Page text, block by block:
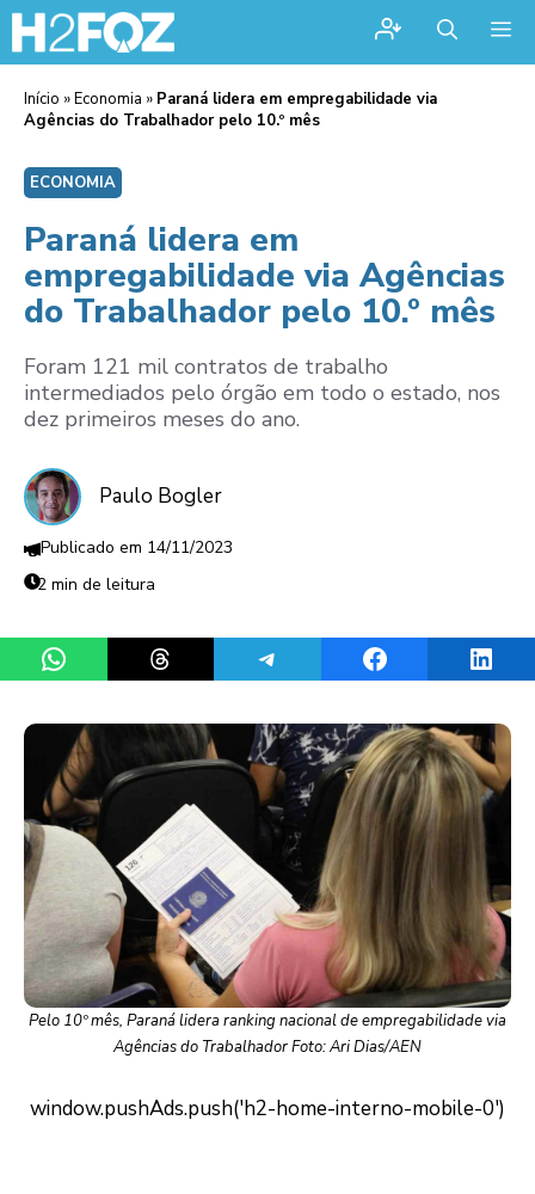
Início »Economia » Paraná lidera em empregabilidade via
Agências do Trabalhador pelo 10.º mês
ECONOMIA
Paraná lidera em
empregabilidade via Agências
do Trabalhador pelo 10.º mês
Foram 121 mil contratos de trabalho
intermediados pelo órgão em todo o estado, nos
dez primeiros meses do ano.
Paulo Bogler
14/11/2023
2 min de leitura
Share on WhatsAppShare on ThreadsShare on TelegramShare on Facebook
Pelo 10º mês, Paraná lidera ranking nacional de empregabilidade via
Agências do Trabalhador Foto: Ari Dias/AEN